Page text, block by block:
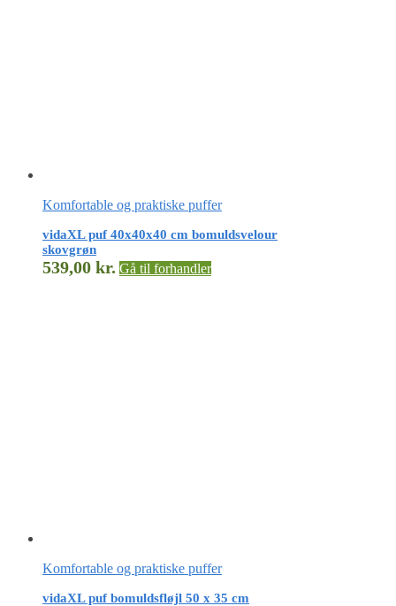
Komfortable og praktiske puffer
vidaXL puf 40x40x40 cm bomuldsvelour
skovgrøn
539,00 kr. Gå til forhandler
Komfortable og praktiske puffer
vidaXL puf bomuldsfløjl 50 x 35 cm